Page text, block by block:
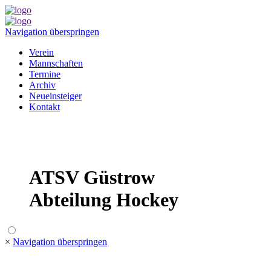
Navigation überspringen
Verein
Mannschaften
Termine
Archiv
Neueinsteiger
Kontakt
ATSV Güstrow
Abteilung Hockey
× Navigation überspringen